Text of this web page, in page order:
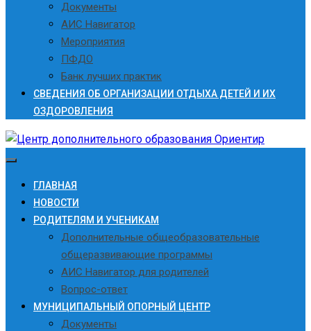
Документы
АИС Навигатор
Мероприятия
ПФДО
Банк лучших практик
СВЕДЕНИЯ ОБ ОРГАНИЗАЦИИ ОТДЫХА ДЕТЕЙ И ИХ
ОЗДОРОВЛЕНИЯ
ГЛАВНАЯ
НОВОСТИ
РОДИТЕЛЯМ И УЧЕНИКАМ
Дополнительные общеобразовательные
общеразвивающие программы
АИС Навигатор для родителей
Вопрос-ответ
МУНИЦИПАЛЬНЫЙ ОПОРНЫЙ ЦЕНТР
Документы